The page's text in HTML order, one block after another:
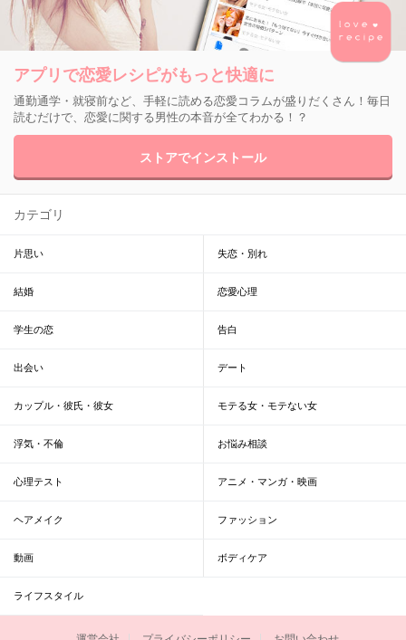
アプリで恋愛レシピがもっと快適に
通勤通学・就寝前など、手軽に読める恋愛コラムが盛りだくさん！毎日
読むだけで、恋愛に関する男性の本音が全てわかる！？
ストアでインストール
カテゴリ
片思い 失恋・別れ
結婚 恋愛心理
学生の恋 告白
出会い デート
カップル・彼氏・彼女 モテる女・モテない女
浮気・不倫 お悩み相談
心理テスト アニメ・マンガ・映画
ヘアメイク ファッション
動画 ボディケア
ライフスタイル